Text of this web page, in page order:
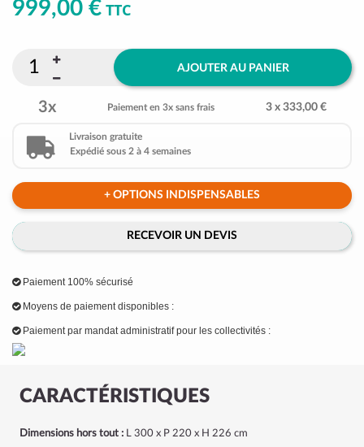
CARACTÉRISTIQUES
Dimensions hors tout : L 300 x P 220 x H 226 cm
999,00 € TTC
AJOUTER AU PANIER
3x Paiement en 3x sans frais 3 x 333,00 €
Livraison gratuite
Expédié sous 2 à 4 semaines
+ OPTIONS INDISPENSABLES
RECEVOIR UN DEVIS
Paiement 100% sécurisé
Moyens de paiement disponibles :
Paiement par mandat administratif pour les collectivités :